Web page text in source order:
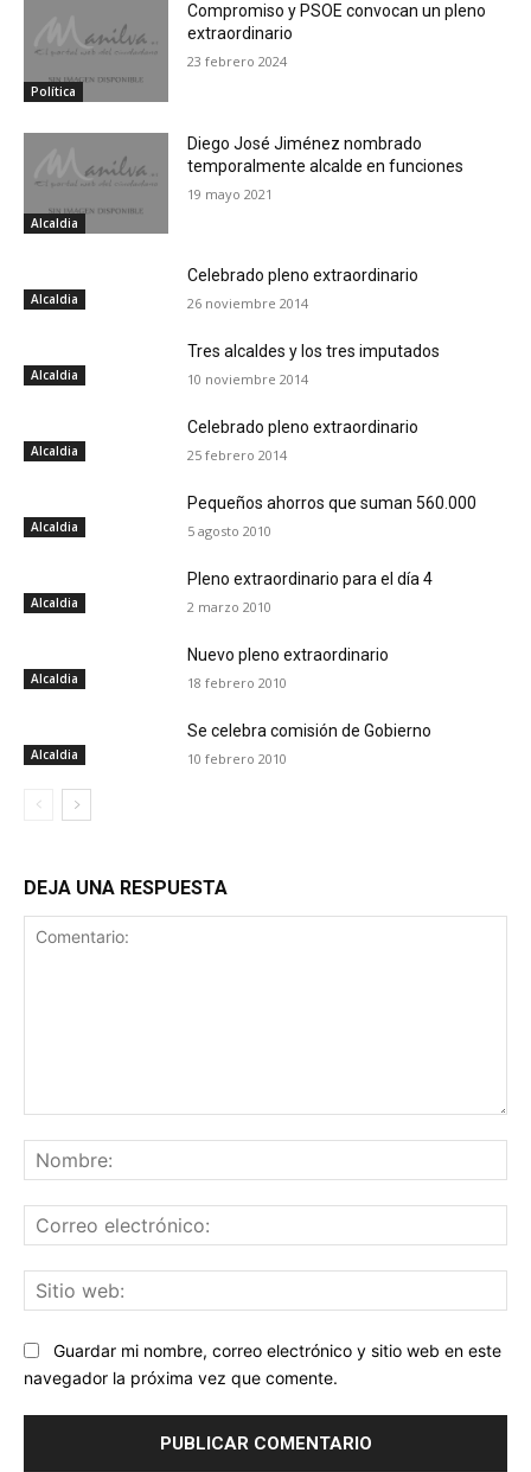
Política
Compromiso y PSOE convocan un pleno
extraordinario
23 febrero 2024
Alcaldia
Diego José Jiménez nombrado
temporalmente alcalde en funciones
19 mayo 2021
Alcaldia
Celebrado pleno extraordinario
26 noviembre 2014
Alcaldia
Tres alcaldes y los tres imputados
10 noviembre 2014
Alcaldia
Celebrado pleno extraordinario
25 febrero 2014
Alcaldia
Pequeños ahorros que suman 560.000
5 agosto 2010
Alcaldia
Pleno extraordinario para el día 4
2 marzo 2010
Alcaldia
Nuevo pleno extraordinario
18 febrero 2010
Alcaldia
Se celebra comisión de Gobierno
10 febrero 2010
DEJA UNA RESPUESTA
Guardar mi nombre, correo electrónico y sitio web en este
navegador la próxima vez que comente.